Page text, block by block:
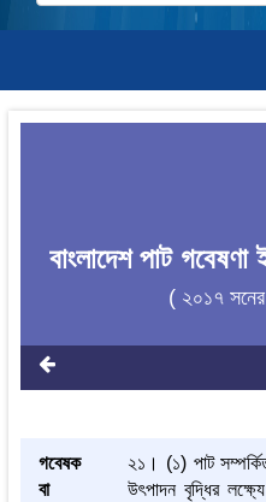
বাংলাদেশ পাট
( ২০১৭
গবেষক
বা
২১। (১) পাট
উৎপাদন বৃদ্ধির